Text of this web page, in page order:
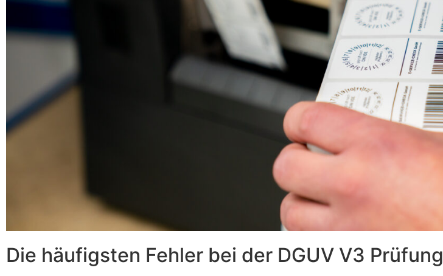
Die häufigsten Fehler bei der DGUV V3 Prüfung